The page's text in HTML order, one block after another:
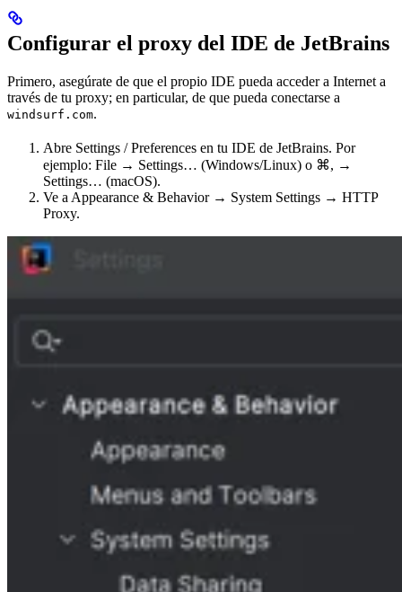
Configurar el proxy del IDE de JetBrains
Primero, asegúrate de que el propio IDE pueda acceder a Internet a
través de tu proxy; en particular, de que pueda conectarse a
windsurf.com.
Abre Settings / Preferences en tu IDE de JetBrains. Por
ejemplo: File → Settings… (Windows/Linux) o ⌘, →
Settings… (macOS).
Ve a Appearance & Behavior → System Settings → HTTP
Proxy.